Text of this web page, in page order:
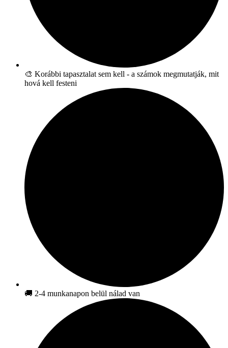
🎨 Korábbi tapasztalat sem kell - a számok megmutatják, mit
hová kell festeni
🚚 2-4 munkanapon belül nálad van